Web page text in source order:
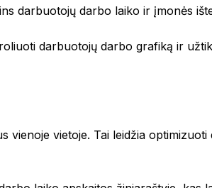
ir valymas
darbuotojų darbo laiko ir įmonės
darbuotojų darbo grafiką ir
vietoje. Tai leidžia